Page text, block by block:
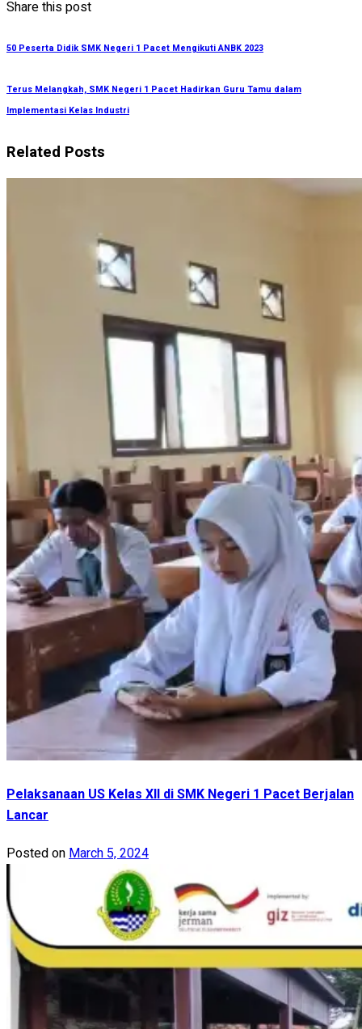
Share this post
50 Peserta Didik SMK Negeri 1 Pacet Mengikuti ANBK 2023
Terus Melangkah, SMK Negeri 1 Pacet Hadirkan Guru Tamu dalam
Implementasi Kelas Industri
Related Posts
Pelaksanaan US Kelas XII di SMK Negeri 1 Pacet Berjalan
Lancar
Posted onMarch 5, 2024